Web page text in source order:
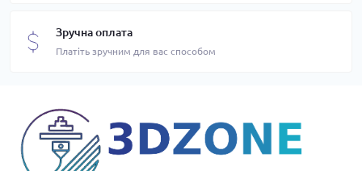
Зручна оплата
Платіть зручним для вас способом